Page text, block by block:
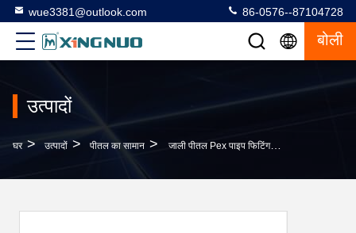
wue3381@outlook.com 86-0576--87104728
बोली
उत्पादों
घर > उत्पादों > पीतल का सामान > जाली पीतल Pex पाइप फिटिंग PF4004 अक्षीय पीतल प्रेस वाल्व